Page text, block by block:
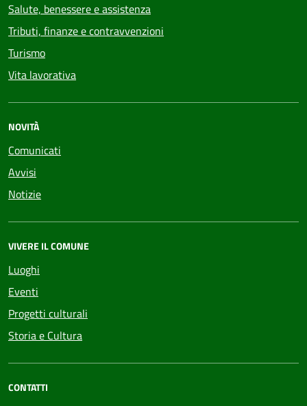
Salute, benessere e assistenza
Tributi, finanze e contravvenzioni
Turismo
Vita lavorativa
NOVITÀ
Comunicati
Avvisi
Notizie
VIVERE IL COMUNE
Luoghi
Eventi
Progetti culturali
Storia e Cultura
CONTATTI